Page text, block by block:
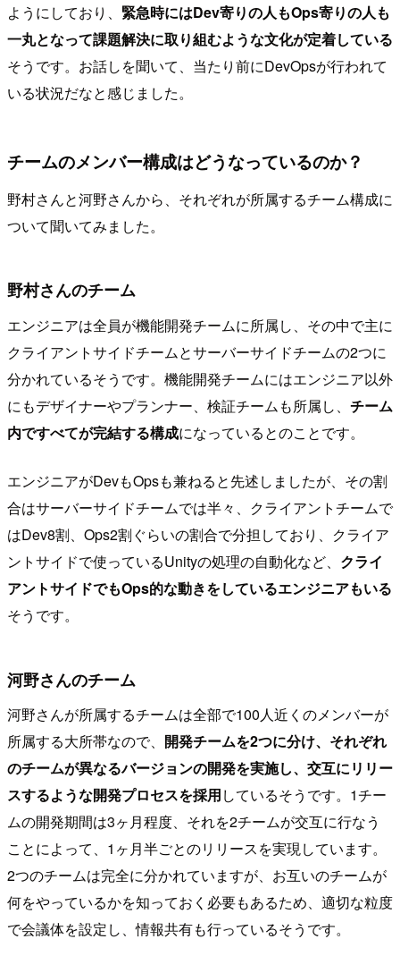
ようにしており、 緊急時にはDev寄りの人もOps寄りの人も
一丸となって課題解決に取り組むような文化が定着している
そうです。お話しを聞いて、当たり前にDevOpsが行われて
いる状況だなと感じました。
チームのメンバー構成はどうなっているのか？
野村さんと河野さんから、それぞれが所属するチーム構成に
ついて聞いてみました。
野村さんのチーム
エンジニアは全員が機能開発チームに所属し、その中で主に
クライアントサイドチームとサーバーサイドチームの2つに
分かれているそうです。機能開発チームにはエンジニア以外
にもデザイナーやプランナー、検証チームも所属し、 チーム
内ですべてが完結する構成になっているとのことです。
エンジニアがDevもOpsも兼ねると先述しましたが、その割
合はサーバーサイドチームでは半々、クライアントチームで
はDev8割、Ops2割ぐらいの割合で分担しており、クライア
ントサイドで使っているUnityの処理の自動化など、 クライ
アントサイドでもOps的な動きをしているエンジニアもいる
そうです。
河野さんのチーム
河野さんが所属するチームは全部で100人近くのメンバーが
所属する大所帯なので、 開発チームを2つに分け、それぞれ
のチームが異なるバージョンの開発を実施し、交互にリリー
スするような開発プロセスを採用しているそうです。1チー
ムの開発期間は3ヶ月程度、それを2チームが交互に行なう
ことによって、1ヶ月半ごとのリリースを実現しています。
2つのチームは完全に分かれていますが、お互いのチームが
何をやっているかを知っておく必要もあるため、適切な粒度
で会議体を設定し、情報共有も行っているそうです。